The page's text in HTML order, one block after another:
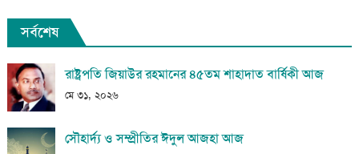
সর্বশেষ
রাষ্ট্রপতি জিয়াউর রহমানের ৪৫তম শাহাদাত বার্ষিকী আজ
মে ৩১, ২০২৬
সৌহার্দ্য ও সম্প্রীতির ঈদুল আজহা আজ